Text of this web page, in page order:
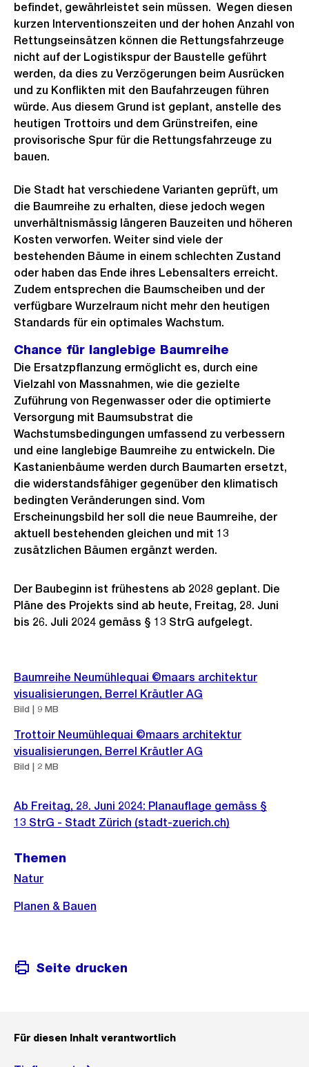
befindet, gewährleistet sein müssen. Wegen diesen
kurzen Interventionszeiten und der hohen Anzahl von
Rettungseinsätzen können die Rettungsfahrzeuge
nicht auf der Logistikspur der Baustelle geführt
werden, da dies zu Verzögerungen beim Ausrücken
und zu Konflikten mit den Baufahrzeugen führen
würde. Aus diesem Grund ist geplant, anstelle des
heutigen Trottoirs und dem Grünstreifen, eine
provisorische Spur für die Rettungsfahrzeuge zu
bauen.
Die Stadt hat verschiedene Varianten geprüft, um
die Baumreihe zu erhalten, diese jedoch wegen
unverhältnismässig längeren Bauzeiten und höheren
Kosten verworfen. Weiter sind viele der
bestehenden Bäume in einem schlechten Zustand
oder haben das Ende ihres Lebensalters erreicht.
Zudem entsprechen die Baumscheiben und der
verfügbare Wurzelraum nicht mehr den heutigen
Standards für ein optimales Wachstum.
Chance für langlebige Baumreihe
Die Ersatzpflanzung ermöglicht es, durch eine
Vielzahl von Massnahmen, wie die gezielte
Zuführung von Regenwasser oder die optimierte
Versorgung mit Baumsubstrat die
Wachstumsbedingungen umfassend zu verbessern
und eine langlebige Baumreihe zu entwickeln. Die
Kastanienbäume werden durch Baumarten ersetzt,
die widerstandsfähiger gegenüber den klimatisch
bedingten Veränderungen sind. Vom
Erscheinungsbild her soll die neue Baumreihe, der
aktuell bestehenden gleichen und mit 13
zusätzlichen Bäumen ergänzt werden.
Der Baubeginn ist frühestens ab 2028 geplant. Die
Pläne des Projekts sind ab heute, Freitag, 28. Juni
bis 26. Juli 2024 gemäss § 13 StrG aufgelegt.
Weitere
Informationen
Baumreihe Neumühlequai ©maars architektur
visualisierungen, Berrel Kräutler AG
Bild | 9 MB
Trottoir Neumühlequai ©maars architektur
visualisierungen, Berrel Kräutler AG
Bild | 2 MB
Ab Freitag, 28. Juni 2024: Planauflage gemäss §
13 StrG - Stadt Zürich (stadt-zuerich.ch)
Themen
Natur
Planen & Bauen
Seite drucken
Für diesen Inhalt verantwortlich